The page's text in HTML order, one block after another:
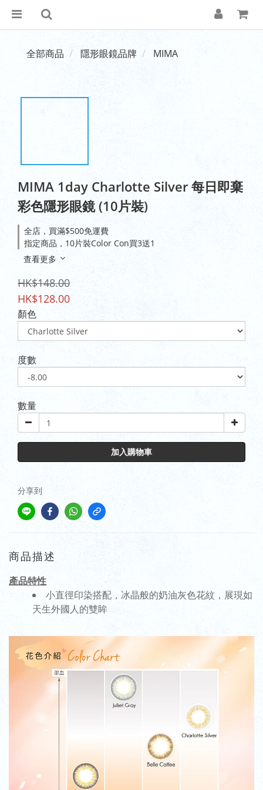
全部商品 隱形眼鏡品牌 MIMA
MIMA 1day Charlotte Silver 每日即棄
彩色隱形眼鏡 (10片裝)
全店，買滿$500免運費
指定商品，10片裝Color Con買3送1
查看更多
HK$148.00
HK$128.00
顏色
度數
數量
加入購物車
分享到
商品描述
產品特性
小直徑印染搭配，冰晶般的奶油灰色花紋，展現如
天生外國人的雙眸